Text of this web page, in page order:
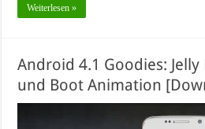
Weiterlesen »
Android 4.1 Goodies:
und Boot Animation